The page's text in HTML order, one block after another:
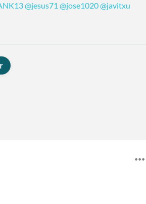
@jesus71 @jose1020@javitxu